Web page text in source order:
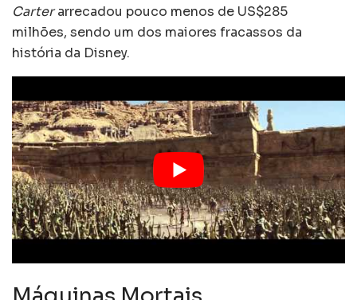
Carterarrecadou pouco menos de US$285
milhões, sendo um dos maiores fracassos da
história da Disney.